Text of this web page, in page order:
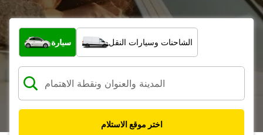
ما نوع المركبة؟
سيارة الشاحنات وسيارات النقل
اختر موقع الاستلام